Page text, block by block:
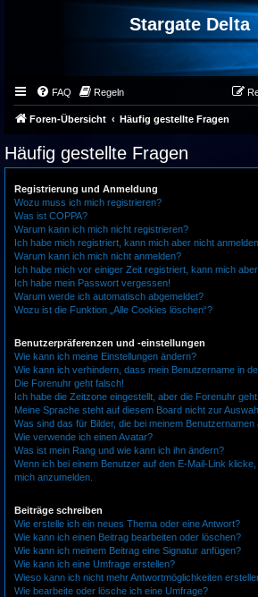
Stargate Delta
FAQ Regeln
Foren-Übersicht Häufig gestellte Fragen
Häufig gestellte Fragen
Registrierung und Anmeldung
Wozu muss ich mich registrieren?
Was ist COPPA?
Warum kann ich mich nicht registrieren?
Ich habe mich registriert, kann mich aber nicht
Warum kann ich mich nicht anmelden?
Ich habe mich vor einiger Zeit registriert, kann mich
Ich habe mein Passwort vergessen!
Warum werde ich automatisch abgemeldet?
Wozu ist die Funktion „Alle Cookies löschen“?
Benutzerpräferenzen und -einstellungen
Wie kann ich meine Einstellungen ändern?
Wie kann ich verhindern, dass mein Benutzername in
Die Forenuhr geht falsch!
Ich habe die Zeitzone eingestellt, aber die Forenuhr
Meine Sprache steht auf diesem Board nicht zur
Was sind das für Bilder, die bei meinem
Wie verwende ich einen Avatar?
Was ist mein Rang und wie kann ich ihn ändern?
Wenn ich bei einem Benutzer auf den E-Mail-Link
mich anzumelden.
Beiträge schreiben
Wie erstelle ich ein neues Thema oder eine Antwort?
Wie kann ich einen Beitrag bearbeiten oder löschen?
Wie kann ich meinem Beitrag eine Signatur anfügen?
Wie kann ich eine Umfrage erstellen?
Wieso kann ich nicht mehr Antwortmöglichkeiten
Wie bearbeite oder lösche ich eine Umfrage?